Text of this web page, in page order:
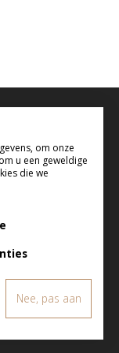
om onze
u een geweldige
die we
Nee, pas aan